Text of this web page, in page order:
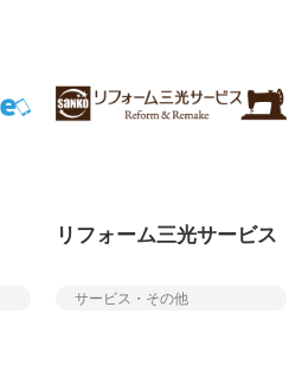
リフォーム三光サービス
サービス・その他